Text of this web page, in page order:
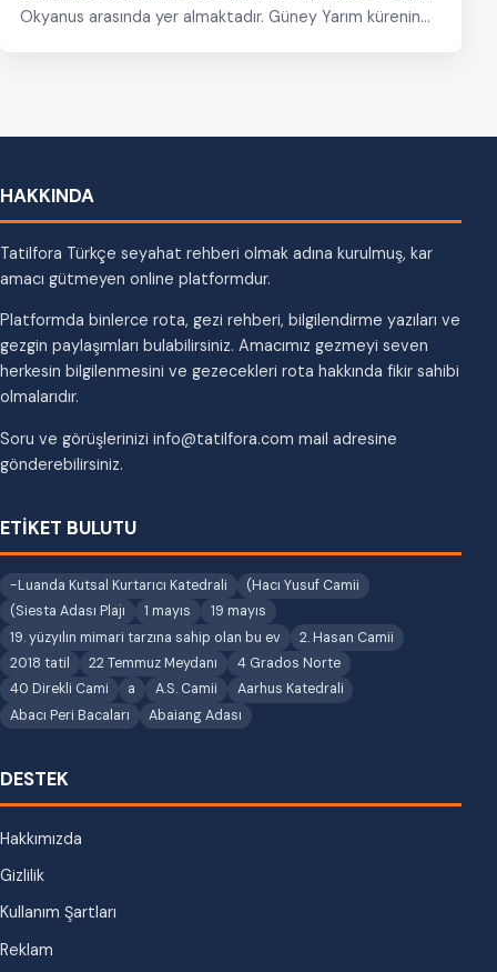
Okyanus arasında yer almaktadır. Güney Yarım kürenin…
HAKKINDA
Tatilfora Türkçe seyahat rehberi olmak adına kurulmuş, kar
amacı gütmeyen online platformdur.
Platformda binlerce rota, gezi rehberi, bilgilendirme yazıları ve
gezgin paylaşımları bulabilirsiniz. Amacımız gezmeyi seven
herkesin bilgilenmesini ve gezecekleri rota hakkında fikir sahibi
olmalarıdır.
Soru ve görüşlerinizi info@tatilfora.com mail adresine
gönderebilirsiniz.
ETİKET BULUTU
-Luanda Kutsal Kurtarıcı Katedrali
(Hacı Yusuf Camii
(Siesta Adası Plajı
1 mayıs
19 mayıs
19. yüzyılın mimari tarzına sahip olan bu ev
2. Hasan Camii
2018 tatil
22 Temmuz Meydanı
4 Grados Norte
40 Direkli Cami
a A.S. Camii
Aarhus Katedrali
Abacı Peri Bacaları
Abaiang Adası
DESTEK
Hakkımızda
Gizlilik
Kullanım Şartları
Reklam